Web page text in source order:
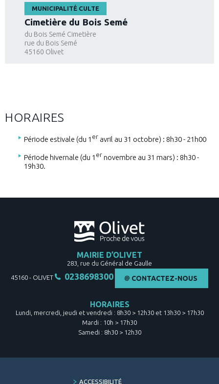
MUNICIPALITÉ CULTE
Cimetière du Bois Semé
du Bois Semé Cimetière
rue du Bois Semé
45160 Olivet
HORAIRES
Période estivale (du 1 er avril au 31 octobre) : 8h30 - 21h00
Période hivernale (du 1 er novembre au 31 mars) : 8h30 -
19h30.
MAIRIE D’OLIVET
283, rue du Général de Gaulle
45160 - OLIVET 0238698300 CONTACTEZ-NOUS
HORAIRES
Lundi, mercredi, jeudi et vendredi : 8h30 > 12h30 et 13h30 > 17h30
Mardi : 10h > 17h30
Samedi : 8h30 > 12h30
FOOTER
ACCESSIBILITÉ